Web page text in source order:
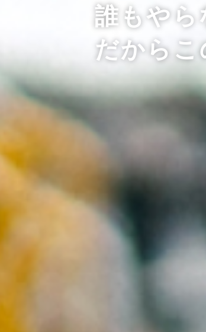
誰もやら
だからこ